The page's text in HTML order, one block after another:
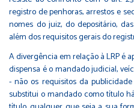
registro de penhoras, arrestos e
nomes do juiz, do depositário,
além dos requisitos gerais do
A divergência em relação à LRP é
dispensa é o mandado judicial,
- não os requisitos da
substitui o mandado como título